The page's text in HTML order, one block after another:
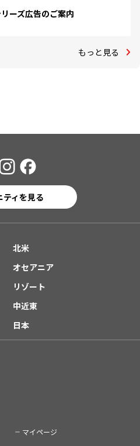
ーズ広告のご案内
もっと見る
ティを見る
北米
オセアニア
リゾート
中近東
日本
マイページ